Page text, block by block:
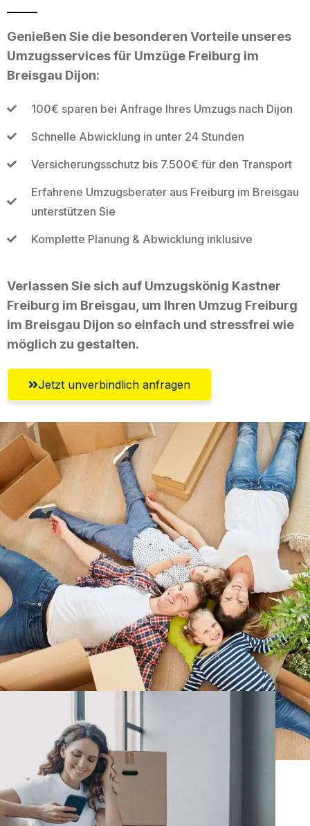
Genießen Sie die besonderen Vorteile unseres
Umzugsservices für Umzüge Freiburg im
Breisgau Dijon:
100€ sparen bei Anfrage Ihres Umzugs nach Dijon
Schnelle Abwicklung in unter 24 Stunden
Versicherungsschutz bis 7.500€ für den Transport
Erfahrene Umzugsberater aus Freiburg im Breisgau
unterstützen Sie
Komplette Planung & Abwicklung inklusive
Verlassen Sie sich auf Umzugskönig Kastner
Freiburg im Breisgau, um Ihren Umzug Freiburg
im Breisgau Dijon so einfach und stressfrei wie
möglich zu gestalten.
Jetzt unverbindlich anfragen